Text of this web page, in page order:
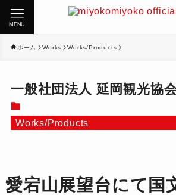
MENU
ホーム Works Works/Products
一般社団法人 延岡観光協
Works/Products
愛宕山展望台にて国